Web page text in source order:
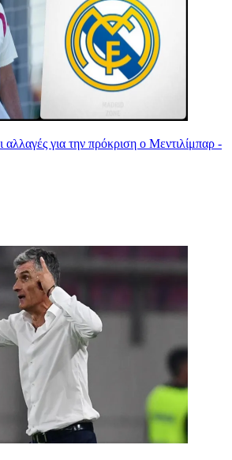
αλλαγές για την πρόκριση ο Μεντιλίμπαρ -